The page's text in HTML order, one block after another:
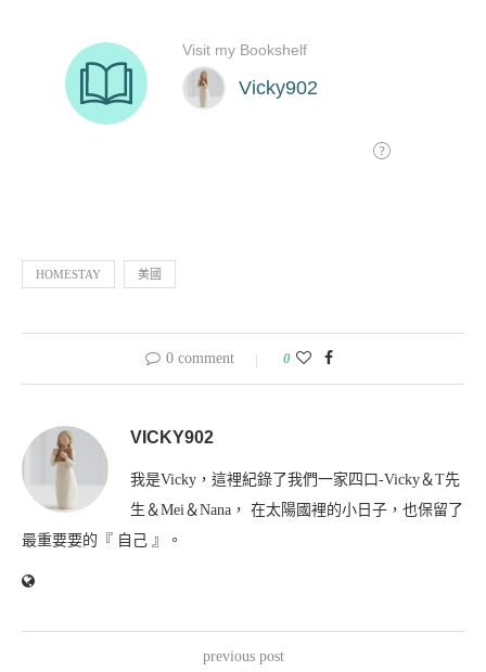
HOMESTAY 美國
0 comment 0
VICKY902
我是Vicky，這裡紀錄了我們一家四口-Vicky＆T先
生＆Mei＆Nana， 在太陽國裡的小日子，也保留了
最重要要的『 自己 』。
previous post